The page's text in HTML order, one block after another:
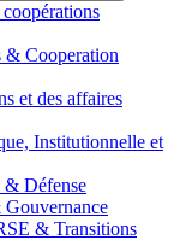
& Cooperation
et des affaires
Institutionnelle et
& Défense
& Transitions